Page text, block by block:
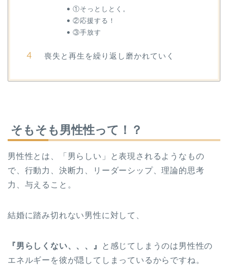
①そっとしとく。
②応援する！
③手放す
喪失と再生を繰り返し磨かれていく
そもそも男性性って！？
男性性とは、「男らしい」と表現されるようなもの
で、行動力、決断力、リーダーシップ、理論的思考
力、与えること。
結婚に踏み切れない男性に対して、
『男らしくない、、、』
と感じてしまうのは男性性の
エネルギーを彼が隠してしまっているからですね。